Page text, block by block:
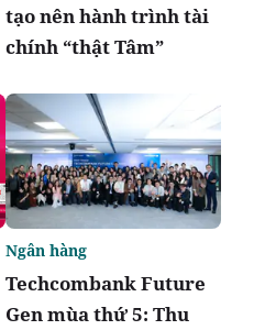
tạo nên hành trình tài
chính “thật Tâm”
Techcombank Future
Gen mùa thứ 5: Thu
Ngân hàng